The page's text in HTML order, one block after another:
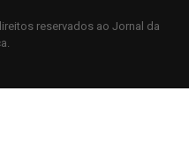
reservados ao Jornal da